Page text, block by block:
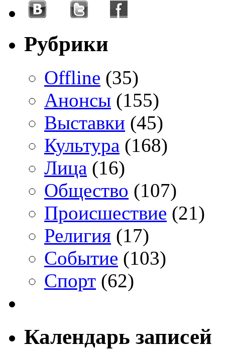
Рубрики
Offline (35)
Анонсы (155)
Выставки (45)
Культура (168)
Лица (16)
Общество (107)
Происшествие (21)
Религия (17)
Событие (103)
Спорт (62)
Календарь записей